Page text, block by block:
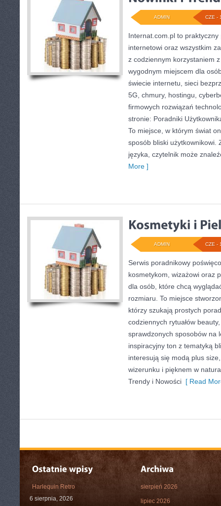
CZE -
ADMIN
Internat.com.pl to
internetowi oraz wszystkim
z codziennym korzystaniem
wygodnym miejscem dla
świecie internetu, sieci
5G, chmury, hostingu,
firmowych rozwiązań
stronie: Poradniki
To miejsce, w którym świat
sposób bliski użytkownikowi.
języka, czytelnik może
More ]
CZE -
ADMIN
Serwis poradnikowy
kosmetykom, wizażowi oraz
dla osób, które chcą
rozmiaru. To miejsce
którzy szukają prostych
codziennych rytuałów
sprawdzonych sposobów na
inspiracyjny ton z tematyką
interesują się modą plus
wizerunku i pięknem w
Trendy i Nowości [ Read
Harlequin Retro
6 sierpnia, 2026
sierpień 2026
lipiec 2026